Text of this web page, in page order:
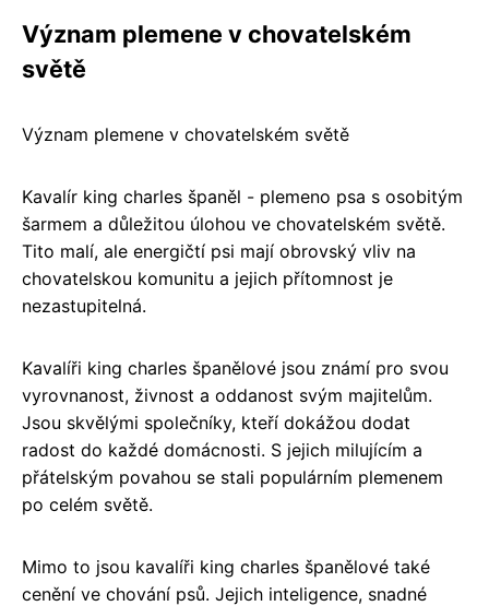
Význam plemene v chovatelském
světě
Význam plemene v chovatelském světě
Kavalír king charles španěl - plemeno psa s osobitým
šarmem a důležitou úlohou ve chovatelském světě.
Tito malí, ale energičtí psi mají obrovský vliv na
chovatelskou komunitu a jejich přítomnost je
nezastupitelná.
Kavalíři king charles španělové jsou známí pro svou
vyrovnanost, živnost a oddanost svým majitelům.
Jsou skvělými společníky, kteří dokážou dodat
radost do každé domácnosti. S jejich milujícím a
přátelským povahou se stali populárním plemenem
po celém světě.
Mimo to jsou kavalíři king charles španělové také
cenění ve chování psů. Jejich inteligence, snadné